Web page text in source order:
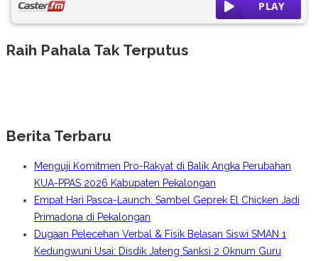
Raih Pahala Tak Terputus
Berita Terbaru
Menguji Komitmen Pro-Rakyat di Balik Angka Perubahan
KUA-PPAS 2026 Kabupaten Pekalongan
Empat Hari Pasca-Launch: Sambel Geprek El Chicken Jadi
Primadona di Pekalongan
Dugaan Pelecehan Verbal & Fisik Belasan Siswi SMAN 1
Kedungwuni Usai: Disdik Jateng Sanksi 2 Oknum Guru